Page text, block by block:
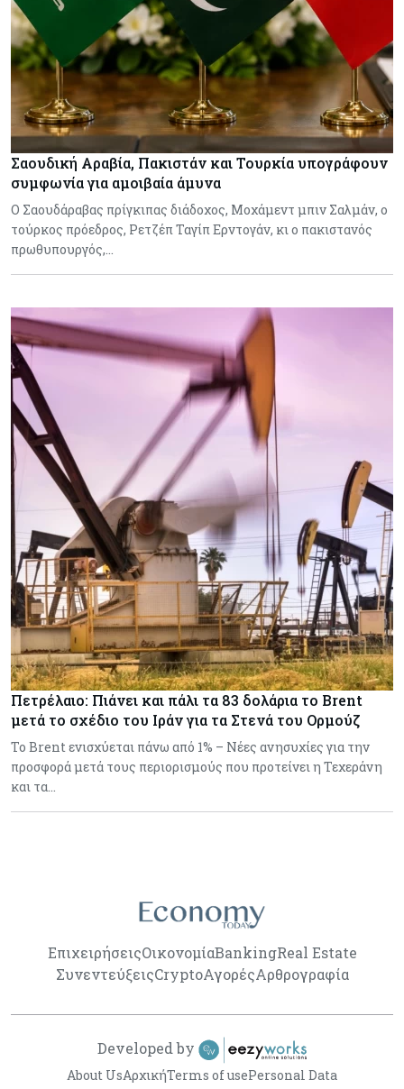
Σαουδική Αραβία, Πακιστάν και Τουρκία υπογράφουν
συμφωνία για αμοιβαία άμυνα
Ο Σαουδάραβας πρίγκιπας διάδοχος, Μοχάμεντ μπιν Σαλμάν, ο
τούρκος πρόεδρος, Ρετζέπ Ταγίπ Ερντογάν, κι ο πακιστανός
πρωθυπουργός,…
Πετρέλαιο: Πιάνει και πάλι τα 83 δολάρια το Brent
μετά το σχέδιο του Ιράν για τα Στενά του Ορμούζ
Το Brent ενισχύεται πάνω από 1% – Νέες ανησυχίες για την
προσφορά μετά τους περιορισμούς που προτείνει η Τεχεράνη
και τα…
ΕπιχειρήσειςΟικονομίαBankingReal Estate
ΣυνεντεύξειςCryptoΑγορέςΑρθρογραφία
About UsΑρχικήTerms of usePersonal Data
Developed by